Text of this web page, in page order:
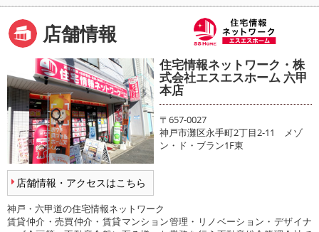
店舗情報
店舗情報・アクセスはこちら
住宅情報ネットワーク・株
式会社エスエスホーム 六甲
本店
〒657-0027
神戸市灘区永手町2丁目2-11 メゾ
ン・ド・ブラン1F東
神戸・六甲道の住宅情報ネットワーク
賃貸仲介・売買仲介・賃貸マンション管理・リノベーション・デザイナ